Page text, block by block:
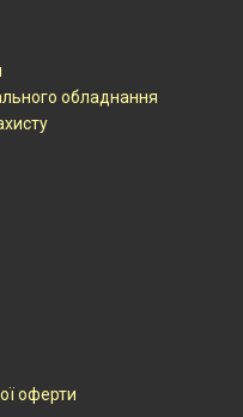
обладнання
оферти